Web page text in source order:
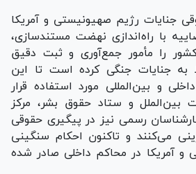
جنایات رژیم صهیونیستی و آمریکا
با راه‌اندازی نهضت مستندسازی،
را مأمور جمع‌آوری و ثبت دقیق
به جنایات جنگی کرده است تا این
و بین‌المللی مورد استفاده قرار
بین‌الملل و ستاد حقوق بشر، مرکز
رسمی نیز در پیگیری حقوقی
می‌کنند و تاکنون احکام سنگینی
و آمریکا در محاکم داخلی صادر شده